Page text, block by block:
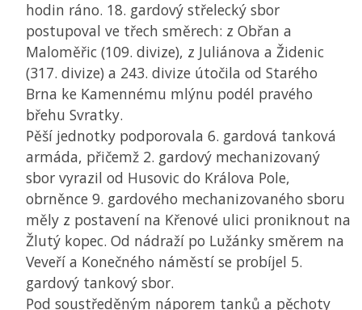
hodin ráno. 18. gardový střelecký sbor
postupoval ve třech směrech: z Obřan a
Maloměřic (109. divize), z Juliánova a Židenic
(317. divize) a 243. divize útočila od Starého
Brna ke Kamennému mlýnu podél pravého
břehu Svratky.
Pěší jednotky podporovala 6. gardová tanková
armáda, přičemž 2. gardový mechanizovaný
sbor vyrazil od Husovic do Králova Pole,
obrněnce 9. gardového mechanizovaného sboru
měly z postavení na Křenové ulici proniknout na
Žlutý kopec. Od nádraží po Lužánky směrem na
Veveří a Konečného náměstí se probíjel 5.
gardový tankový sbor.
Pod soustředěným náporem tanků a pěchoty